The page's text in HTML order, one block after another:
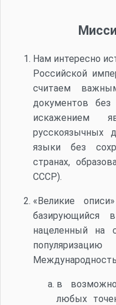
Нам интересно
Российской
считаем
документов
искажением
русскоязычных
языки без
странах,
СССР).
«Великие
базирующийся
нацеленный на
в
любых